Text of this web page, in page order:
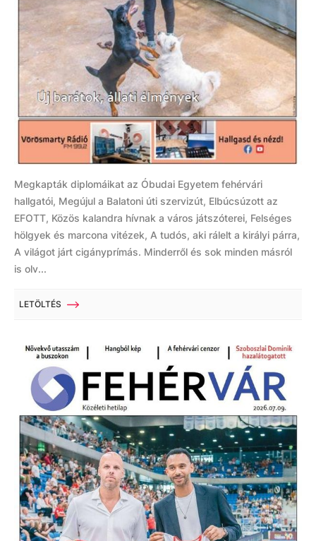
Megkapták diplomáikat az Óbudai Egyetem fehérvári
hallgatói, Megújul a Balatoni úti szervizút, Elbúcsúzott az
EFOTT, Közös kalandra hívnak a város játszóterei, Felséges
hölgyek és marcona vitézek, A tudós, aki rálelt a királyi párra,
A világot járt cigányprímás. Minderről és sok minden másról
is olv...
LETÖLTÉS